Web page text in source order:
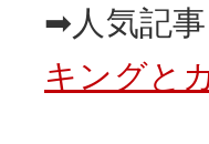
➡人気記事
キングと